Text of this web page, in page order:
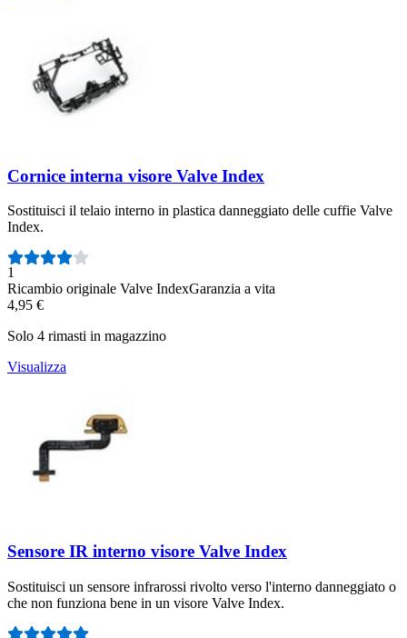
Cornice interna visore Valve Index
Sostituisci il telaio interno in plastica danneggiato delle cuffie Valve
Index.
Numero di recensioni:
1
Ricambio originale Valve IndexGaranzia a vita
4,95 €
Solo 4 rimasti in magazzino
Visualizza
Sensore IR interno visore Valve Index
Sostituisci un sensore infrarossi rivolto verso l'interno danneggiato o
che non funziona bene in un visore Valve Index.